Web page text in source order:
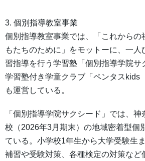
3. 個別指導教室事業
個別指導教室事業では、「これからの
もたちのために」をモットーに、一人
習指導を行う学習塾「個別指導学院サ
学習塾付き学童クラブ「ペンタスkids
も運営している。
「個別指導学院サクシード」では、
校（2026年3月期末）の地域密着型個
ている。小学校1年生から大学受験生
補習や受験対策、各種検定の対策など